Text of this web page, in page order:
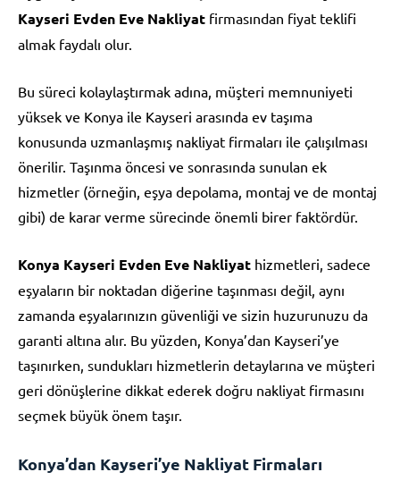
Kayseri Evden Eve Nakliyat firmasından fiyat teklifi
almak faydalı olur.
Bu süreci kolaylaştırmak adına, müşteri memnuniyeti
yüksek ve Konya ile Kayseri arasında ev taşıma
konusunda uzmanlaşmış nakliyat firmaları ile çalışılması
önerilir. Taşınma öncesi ve sonrasında sunulan ek
hizmetler (örneğin, eşya depolama, montaj ve de montaj
gibi) de karar verme sürecinde önemli birer faktördür.
Konya Kayseri Evden Eve Nakliyat hizmetleri, sadece
eşyaların bir noktadan diğerine taşınması değil, aynı
zamanda eşyalarınızın güvenliği ve sizin huzurunuzu da
garanti altına alır. Bu yüzden, Konya’dan Kayseri’ye
taşınırken, sundukları hizmetlerin detaylarına ve müşteri
geri dönüşlerine dikkat ederek doğru nakliyat firmasını
seçmek büyük önem taşır.
Konya’dan Kayseri’ye Nakliyat Firmaları